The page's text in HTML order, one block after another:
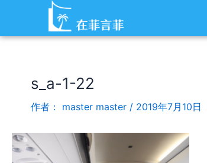
内
s_a-1-22
作者： master master / 2019年7月10日
Post
navigation